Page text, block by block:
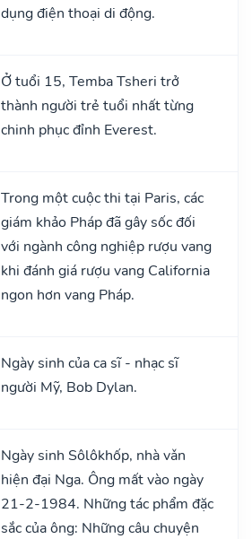
dụng điện thoại di động.
Ở tuổi 15, Temba Tsheri trở
thành người trẻ tuổi nhất từng
chinh phục đỉnh Everest.
Trong một cuộc thi tại Paris, các
giám khảo Pháp đã gây sốc đối
với ngành công nghiệp rượu vang
khi đánh giá rượu vang California
ngon hơn vang Pháp.
Ngày sinh của ca sĩ - nhạc sĩ
người Mỹ, Bob Dylan.
Ngày sinh Sôlôkhốp, nhà vǎn
hiện đại Nga. Ông mất vào ngày
21-2-1984. Những tác phẩm đặc
sắc của ông: Những câu chuyện